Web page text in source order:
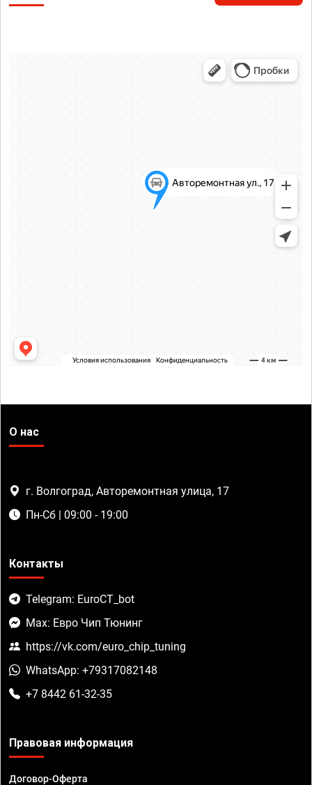
О нас
г. Волгоград, Авторемонтная улица, 17
Пн-Сб | 09:00 - 19:00
Контакты
Telegram: EuroCT_bot
Max: Евро Чип Тюнинг
https://vk.com/euro_chip_tuning
WhatsApp: +79317082148
+7 8442 61-32-35
Правовая информация
Договор-Оферта